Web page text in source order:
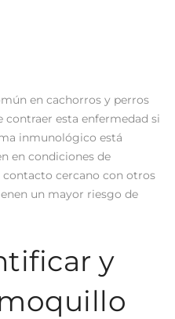
en cachorros y perros
contraer esta enfermedad si
inmunológico está
en condiciones de
cercano con otros
un mayor riesgo de
y